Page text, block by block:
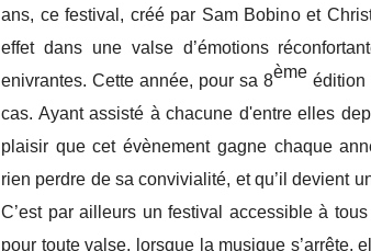
ans, ce festival, créé par Sam Bobino et
effet dans une valse d’émotions
enivrantes. Cette année, pour sa 8ème édition
cas. Ayant assisté à chacune d'entre elles
plaisir que cet évènement gagne chaque
rien perdre de sa convivialité, et qu’il devient
C’est par ailleurs un festival accessible à
pour toute valse, lorsque la musique s’arrête,